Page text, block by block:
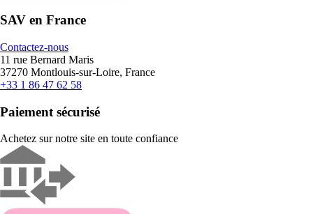
SAV en France
Contactez-nous
11 rue Bernard Maris
37270 Montlouis-sur-Loire, France
+33 1 86 47 62 58
Paiement sécurisé
Achetez sur notre site en toute confiance